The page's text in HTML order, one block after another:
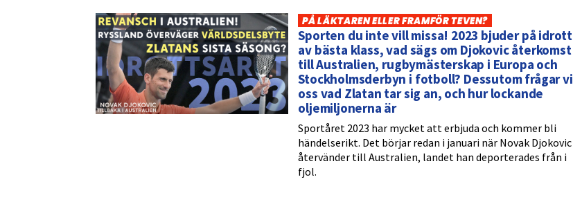
PÅ LÄKTAREN ELLER FRAMFÖR TEVEN?
Sporten du inte vill missa! 2023 bjuder på idrott
av bästa klass, vad sägs om Djokovic återkomst
till Australien, rugbymästerskap i Europa och
Stockholmsderbyn i fotboll? Dessutom frågar vi
oss vad Zlatan tar sig an, och hur lockande
oljemiljonerna är
Sportåret 2023 har mycket att erbjuda och kommer bli
händelserikt. Det börjar redan i januari när Novak Djokovic
återvänder till Australien, landet han deporterades från i
fjol.